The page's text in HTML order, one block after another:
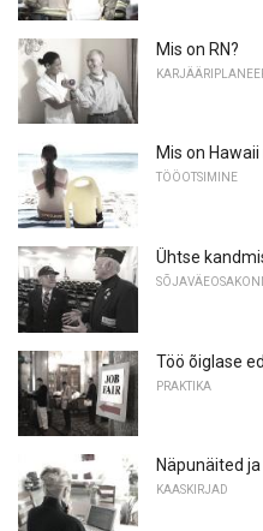
Mis on RN?
Mis on
TÖÖOTSIMINE
Ühtse
Töö õiglase
PRAKTIKA
Näpunäited
KAASKIRJAD